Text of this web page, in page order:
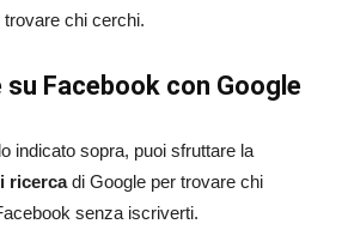
trovare chi cerchi.
su Facebook con Google
indicato sopra, puoi sfruttare la
ricercadi Google per trovare chi
senza iscriverti.